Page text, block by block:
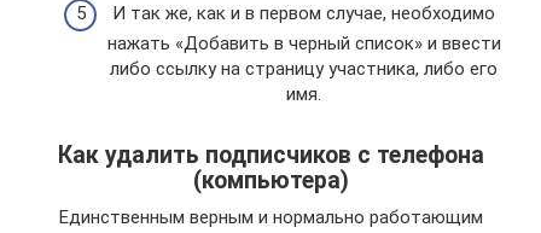
И так же, как и в первом случае, необходимо
нажать «Добавить в черный список» и ввести
либо ссылку на страницу участника, либо его
имя.
Как удалить подписчиков с телефона
(компьютера)
Единственным верным и нормально работающим